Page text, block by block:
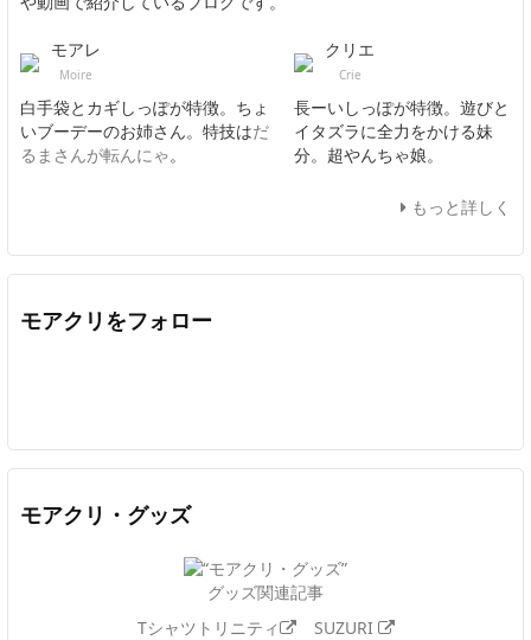
モアレ
Moire
白手袋とカギしっぽが特徴。ちょ
いブーデーのお姉さん。特技はだ
るまさんが転んにゃ。
クリエ
Crie
長ーいしっぽが特徴。遊びと
イタズラに全力をかける妹
分。超やんちゃ娘。
もっと詳しく
モアクリをフォロー
モアクリ・グッズ
グッズ関連記事
Tシャツトリニティ
SUZURI